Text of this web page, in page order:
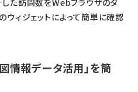
た訪問数をWebブラウザのダ
ウィジェットによって簡単に確認
情報データ活用」を簡